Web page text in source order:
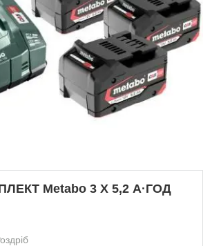
Metabo 3 X 5,2 А·ГОД